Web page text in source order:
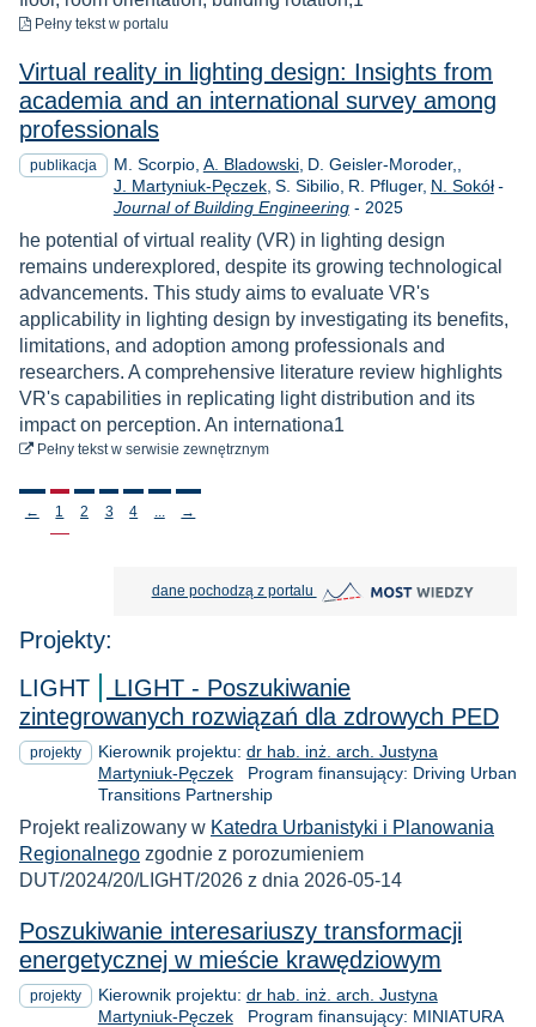
Pełny tekst do pobrania
w portalu
Virtual reality in lighting design: Insights from
academia and an international survey among
professionals
publikacja M. Scorpio A. Bladowski D. Geisler-Moroder,
J. Martyniuk-Pęczek S. Sibilio R. Pfluger N. Sokół -
Journal of Building Engineering- Rok
2025
he potential of virtual reality (VR) in lighting design
remains underexplored, despite its growing technological
advancements. This study aims to evaluate VR's
applicability in lighting design by investigating its benefits,
limitations, and adoption among professionals and
researchers. A comprehensive literature review highlights
VR's capabilities in replicating light distribution and its
impact on perception. An internationa1
Pełny tekst do pobrania
w serwisie zewnętrznym
Stronicowanie
← 1 2 3 4 →
dane pochodzą z portalu MOST Wiedzy otwiera się w
Projekty:
LIGHT
LIGHT - Poszukiwanie
zintegrowanych rozwiązań dla zdrowych PED
projekty Kierownik projektu: dr hab. inż. arch. Justyna
Martyniuk-PęczekProgram finansujący: Driving Urban
Transitions Partnership
Projekt realizowany w Katedra Urbanistyki i Planowania
Regionalnego zgodnie z porozumieniem
DUT/2024/20/LIGHT/2026 z dnia 2026-05-14
Poszukiwanie interesariuszy transformacji
energetycznej w mieście krawędziowym
projekty Kierownik projektu: dr hab. inż. arch. Justyna
Martyniuk-PęczekProgram finansujący: MINIATURA